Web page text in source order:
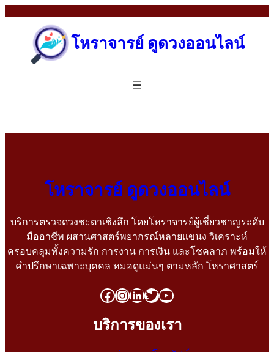
โหราจารย์ ดูดวงออนไลน์
โหราจารย์ ดูดวงออนไลน์
บริการตรวจดวงชะตาเชิงลึก โดยโหราจารย์ผู้เชี่ยวชาญระดับ
มืออาชีพ ผสานศาสตร์พยากรณ์หลายแขนง วิเคราะห์
ครอบคลุมทั้งความรัก การงาน การเงิน และโชคลาภ พร้อมให้
คำปรึกษาเฉพาะบุคคล หมอดูแม่นๆ ตามหลัก โหราศาสตร์
บริการของเรา